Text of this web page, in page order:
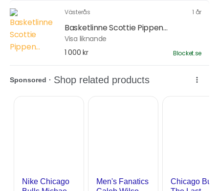
Västerås 1 år
Basketlinne Scottie Pippen...
Visa liknande
1 000 kr
Blocket.se